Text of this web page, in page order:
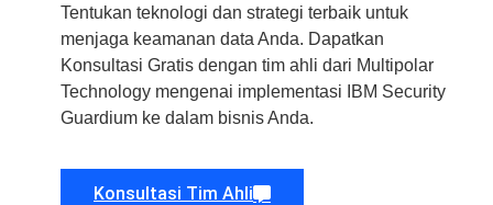
Tentukan teknologi dan strategi terbaik untuk
menjaga keamanan data Anda. Dapatkan
Konsultasi Gratis dengan tim ahli dari Multipolar
Technology mengenai implementasi IBM Security
Guardium ke dalam bisnis Anda.
Konsultasi Tim Ahli